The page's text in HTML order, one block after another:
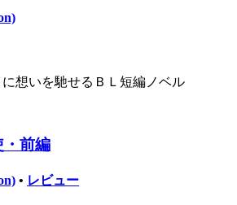
に想いを馳せるＢＬ短編ノベル
・前編
• レビュー